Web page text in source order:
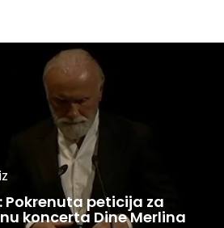
Pokrenuta peticija za
koncerta Dine Merlina